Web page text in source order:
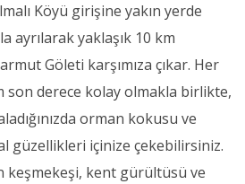
Köyü girişine yakın yerde
ayrılarak yaklaşık 10 km
Göleti karşımıza çıkar. Her
son derece kolay olmakla birlikte,
orman kokusu ve
güzellikleri içinize çekebilirsiniz.
keşmekeşi, kent gürültüsü ve